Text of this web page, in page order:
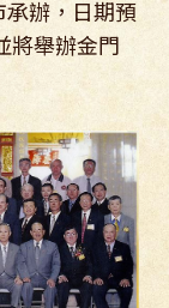
辦，日期預
將舉辦金門